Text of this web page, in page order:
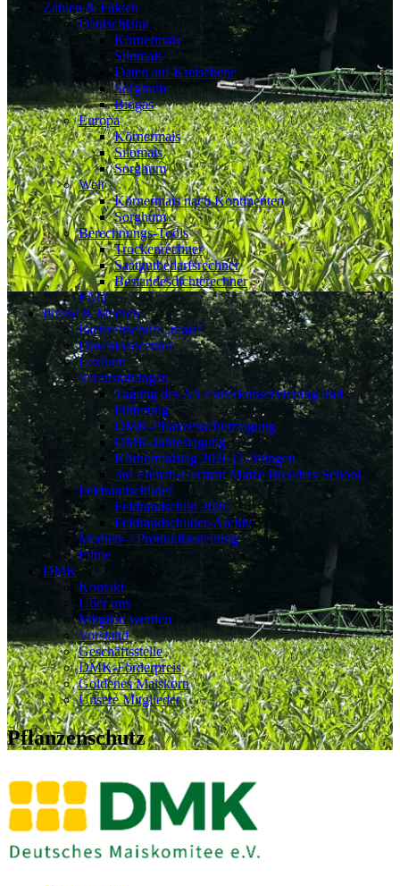
Zahlen & Fakten
Deutschland
Körnermais
Silomais
Daten auf Kreisebene
Sorghum
Biogas
Europa
Körnermais
Silomais
Sorghum
Welt
Körnermais nach Kontinenten
Sorghum
Berechnungs-Tools
Trockenrechner
Saatgutbedarfsrechner
Bestandesdichterechner
FAQ
Presse & Medien
Fachzeitschrift „mais“
Downloadcenter
Lexikon
Veranstaltungen
Tagung des AS Futterkonservierung und
Fütterung
DMK-Pflanzenschutztagung
DMK-Jahrestagung
Körnermaistag 2026 | Göttingen
3rd French-German Maize Breeders School
Feldrandschilder
Feldrandschild 2026
Feldrandschilder-Archiv
Medien- / Produktbestellung
Filme
DMK
Kontakt
Über uns
Mitglied werden
Vorstand
Geschäftsstelle
DMK-Förderpreis
Goldenes Maiskorn
Unsere Mitglieder
Pflanzenschutz